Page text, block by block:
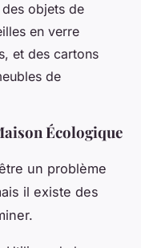
objets de
en verre
et des cartons
de
Écologique
un problème
il existe des